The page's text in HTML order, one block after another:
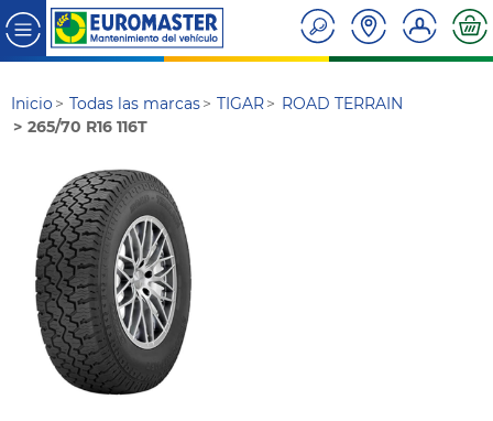
Inicio Todas las marcas TIGAR
ROAD TERRAIN
265/70 R16 116T